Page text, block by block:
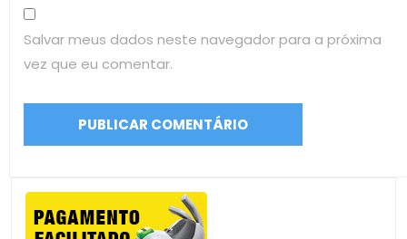
Salvar meus dados neste navegador para a próxima
vez que eu comentar.